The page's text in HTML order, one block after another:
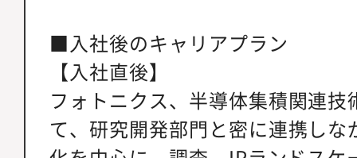
■入社後のキャリアプラン
【入社直後】
フォトニクス、半導体集積関連
て、研究開発部門と密に連携し